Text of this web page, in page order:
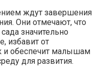
ждут завершения
Они отмечают, что
значительно
избавит от
и обеспечит малышам
для развития.